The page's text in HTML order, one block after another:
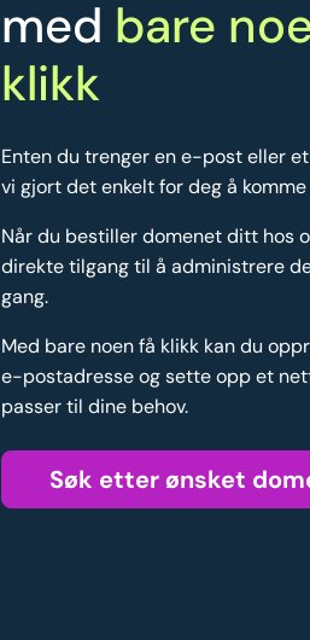
med bare
klikk
Enten du trenger en e-post eller
vi gjort det enkelt for deg å komme
Når du bestiller domenet ditt hos
direkte tilgang til å administrere
gang.
Med bare noen få klikk kan du
e-postadresse og sette opp et
passer til dine behov.
Søk etter ønsket